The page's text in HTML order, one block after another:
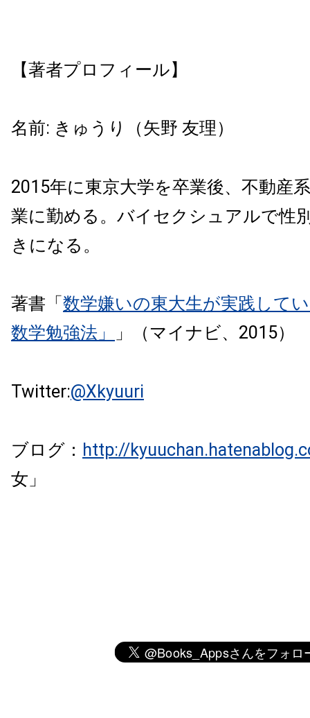
【著者プロフィール】
名前: きゅうり（矢野 友理）
2015年に東京大学を卒業後、不動産
業に勤める。バイセクシュアルで性
きになる。
著書「 数学嫌いの東大生が実践して
数学勉強法」
」（マイナビ、2015）
Twitter:@Xkyuuri
ブログ： http://
女」